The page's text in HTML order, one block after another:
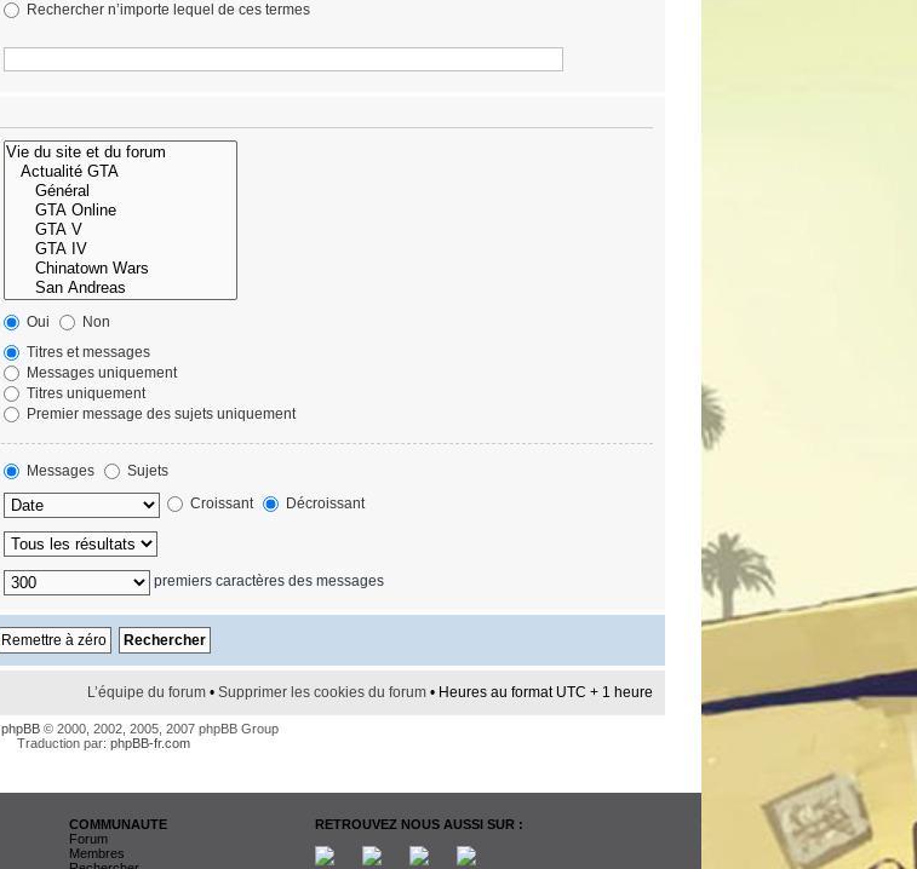
Rechercher n’importe lequel de ces termes
Oui
Non
Titres et messages
Messages uniquement
Titres uniquement
Premier message des sujets uniquement
Messages
Sujets
Croissant Décroissant
premiers caractères des messages
L’équipe du forum • Supprimer les cookies du forum • Heures au format UTC + 1 heure
phpBB © 2000, 2002, 2005, 2007 phpBB Group
Traduction par: phpBB-fr.com
COMMUNAUTE
Forum
Membres
RETROUVEZ NOUS AUSSI SUR :